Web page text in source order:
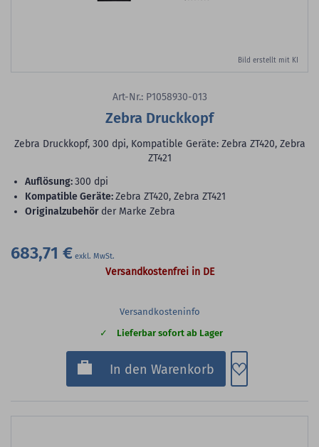
Bild erstellt mit KI
Art-Nr.: P1058930-013
Zebra Druckkopf
Zebra Druckkopf, 300 dpi, Kompatible Geräte: Zebra ZT420, Zebra
ZT421
Auflösung:300 dpi
Kompatible Geräte:Zebra ZT420, Zebra ZT421
Originalzubehör der Marke Zebra
683,71 €
Versandkostenfrei in DE
Versandkosteninfo
Lieferbar sofort ab Lager
In den Warenkorb Zum